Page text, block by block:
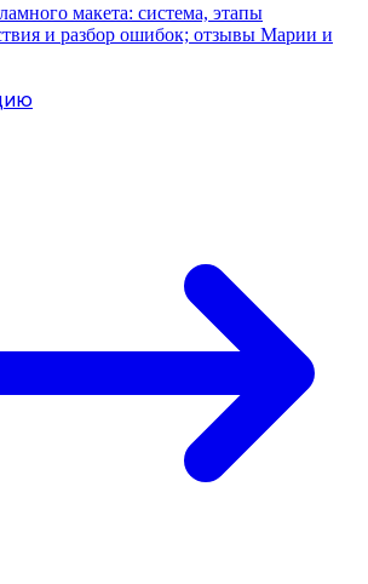
макета: система, этапы
и разбор ошибок; отзывы Марии и